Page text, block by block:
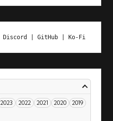
Discord GitHub | Ko-Fi
2023 2022 2021 2020
2019